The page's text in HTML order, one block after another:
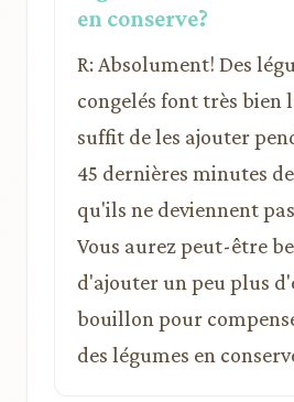
en conserve?
R: Absolument! Des
congelés font très bien
suffit de les ajouter
45 dernières minutes
qu'ils ne deviennent
Vous aurez peut-être
d'ajouter un peu plus
bouillon pour
des légumes en